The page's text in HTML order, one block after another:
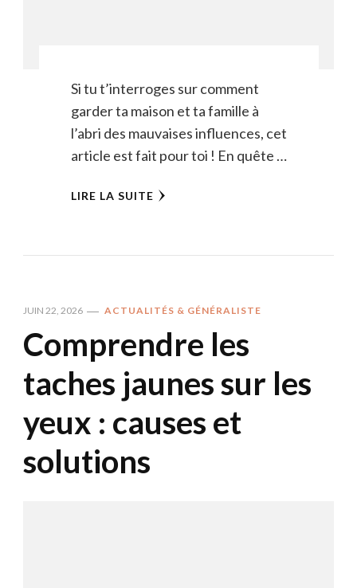
Si tu t’interroges sur comment
garder ta maison et ta famille à
l’abri des mauvaises influences, cet
article est fait pour toi ! En quête …
LIRE LA SUITE
JUIN 22, 2026 ACTUALITÉS & GÉNÉRALISTE
Comprendre les
taches jaunes sur les
yeux : causes et
solutions